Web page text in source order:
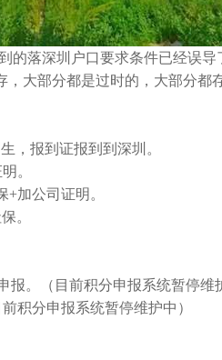
的落深圳户口要求条件已经误导
部分都是过时的，大部分都
报到证报到到深圳。
。
加公司证明。
。
。（目前积分申报系统暂停维
分申报系统暂停维护中）